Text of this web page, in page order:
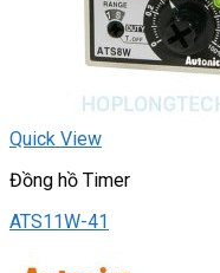
Quick View
Đồng hồ Timer
ATS11W-41